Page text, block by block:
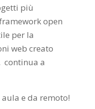
più
open
per la
web creato
continua a
aula e da remoto!